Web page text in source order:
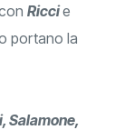
Riccie
portano la
Salamone,